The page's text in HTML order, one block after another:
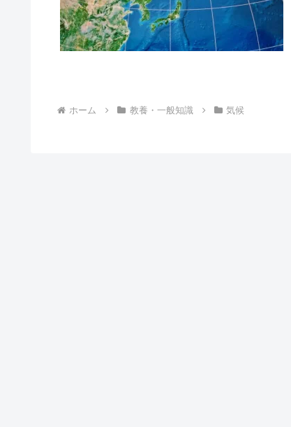
ホーム 教養・一般知識 気候